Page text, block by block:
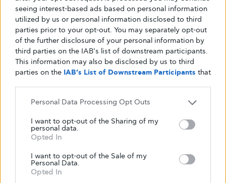
seeing interest-based ads based on personal information
utilized by us or personal information disclosed to third
parties prior to your opt-out. You may separately opt-out
of the further disclosure of your personal information by
third parties on the IAB’s list of downstream participants.
This information may also be disclosed by us to third
parties on the IAB’s List of Downstream Participants that
Personal Data Processing Opt Outs
I want to opt-out of the Sharing of my
personal data.
Opted In
I want to opt-out of the Sale of my
Personal Data.
Opted In
Μέρος αυτής της διαδικασίας, λέει η White,
είναιη σωστή ενστάλλαξη του μηνύματος ότι
χρειάζεται κανείς συνεχώς να παρακολουθεί
την υγεία του.Η παρακολούθηση του
κινδύνου εμφάνισης διαβήτη, ή ο έλεγχος του
διαβήτη, θα πρέπει να είναιτο ίδιο τακτική με
την παρακολούθηση της αρτηριακής πίεσης.
Όπως οΙανουάριος είναι μήνας που θέτουμε
να είναι μια ευκαιρία να αλλάξουν οι άνθρωποι
τη συμπεριφορά τους σε σχέση με την
παρακολούθηση της υγείας και την διαχείριση
του διαβήτη.